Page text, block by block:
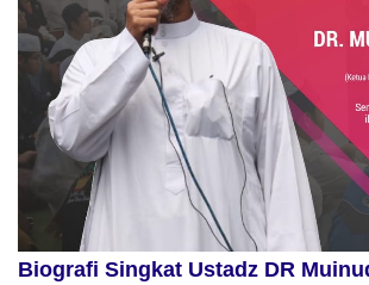
Biografi Singkat Ustadz DR